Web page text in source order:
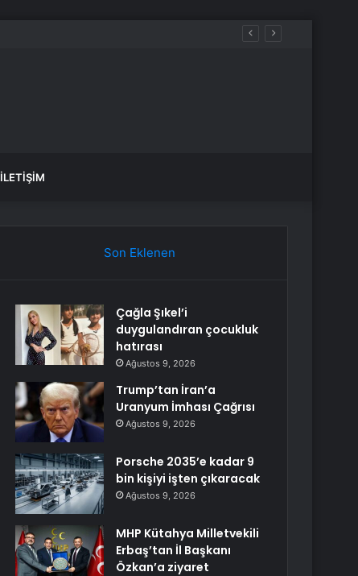
İLETIŞIM
Son Eklenen
Çağla Şıkel’i
duygulandıran çocukluk
hatırası
Ağustos 9, 2026
Trump’tan İran’a
Uranyum İmhası Çağrısı
Ağustos 9, 2026
Porsche 2035’e kadar 9
bin kişiyi işten çıkaracak
Ağustos 9, 2026
MHP Kütahya Milletvekili
Erbaş’tan İl Başkanı
Özkan’a ziyaret